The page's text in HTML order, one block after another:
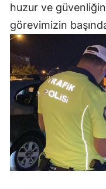
huzur ve
görevimizin